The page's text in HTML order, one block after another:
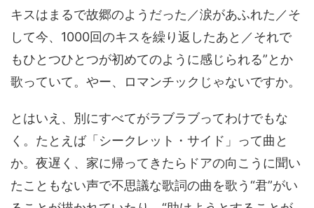
キスはまるで故郷のようだった／涙があふれた／そ
して今、1000回のキスを繰り返したあと／それで
もひとつひとつが初めてのように感じられる”とか
歌っていて。やー、ロマンチックじゃないですか。
とはいえ、別にすべてがラブラブってわけでもな
く。たとえば「シークレット・サイド」って曲と
か。夜遅く、家に帰ってきたらドアの向こうに聞い
たこともない声で不思議な歌詞の曲を歌う“君”がい